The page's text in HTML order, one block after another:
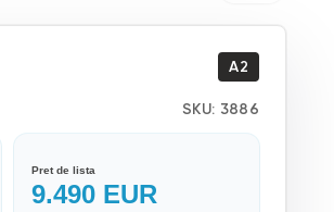
A2
SKU: 3886
Pret de lista
9.490 EUR